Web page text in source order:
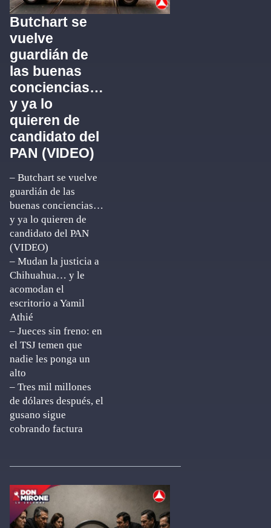
Butchart se
vuelve
guardián de
las buenas
conciencias…
y ya lo
quieren de
candidato del
PAN (VIDEO)
– Butchart se vuelve
guardián de las
buenas conciencias…
y ya lo quieren de
candidato del PAN
(VIDEO)
– Mudan la justicia a
Chihuahua… y le
acomodan el
escritorio a Yamil
Athié
– Jueces sin freno: en
el TSJ temen que
nadie les ponga un
alto
– Tres mil millones
de dólares después, el
gusano sigue
cobrando factura